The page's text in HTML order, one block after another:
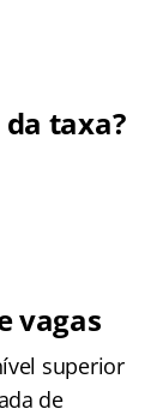
taxa?
vagas
superior
de